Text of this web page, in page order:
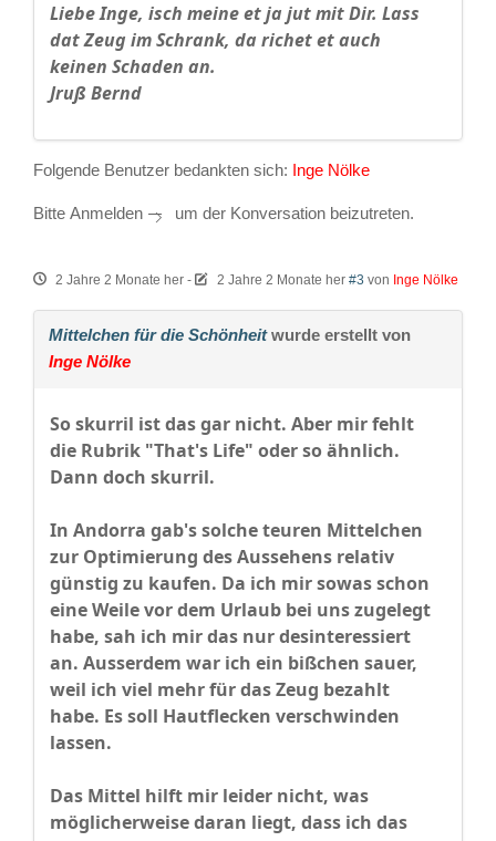
Liebe Inge, isch meine et ja jut mit Dir. Lass
dat Zeug im Schrank, da richet et auch
keinen Schaden an.
Jruß Bernd
Folgende Benutzer bedankten sich: Inge Nölke
Bitte Anmelden um der Konversation beizutreten.
2 Jahre 2 Monate her - 2 Jahre 2 Monate her #3 von Inge Nölke
Mittelchen für die Schönheitwurde erstellt von
Inge Nölke
So skurril ist das gar nicht. Aber mir fehlt
die Rubrik "That's Life" oder so ähnlich.
Dann doch skurril.
In Andorra gab's solche teuren Mittelchen
zur Optimierung des Aussehens relativ
günstig zu kaufen. Da ich mir sowas schon
eine Weile vor dem Urlaub bei uns zugelegt
habe, sah ich mir das nur desinteressiert
an. Ausserdem war ich ein bißchen sauer,
weil ich viel mehr für das Zeug bezahlt
habe. Es soll Hautflecken verschwinden
lassen.
Das Mittel hilft mir leider nicht, was
möglicherweise daran liegt, dass ich das